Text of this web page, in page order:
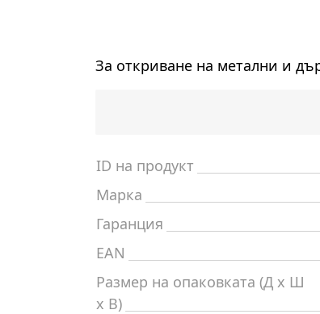
За откриване на метални и
ID на продукт
Марка
Гаранция
EAN
Размер на опаковката (Д x Ш
x В)